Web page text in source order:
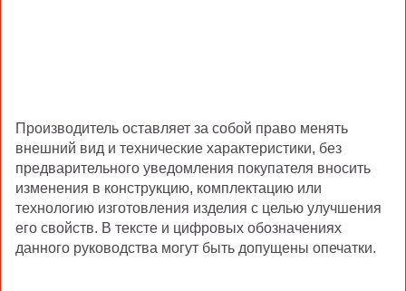
Производитель оставляет за собой право менять
внешний вид и технические характеристики, без
предварительного уведомления покупателя вносить
изменения в конструкцию, комплектацию или
технологию изготовления изделия с целью улучшения
его свойств. В тексте и цифровых обозначениях
данного руководства могут быть допущены опечатки.